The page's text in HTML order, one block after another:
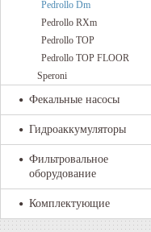
Pedrollo Dm
Pedrollo RXm
Pedrollo TOP
Pedrollo TOP FLOOR
Speroni
Фекальные насосы
Гидроаккумуляторы
Фильтровальное
оборудование
Комплектующие